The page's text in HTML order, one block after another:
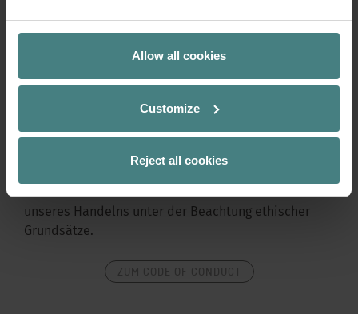
Allow all cookies
Customize
Reject all cookies
Unsere Verantwortung als
Mitglied der Gesellschaft
Menschenrechte und Arbeitsbedingungen: Es gehört
zu unserem Selbstverständnis, den Menschen in den
Dabei achten wir auf die strikte Rechtskonformität
unseres Handelns unter der Beachtung ethischer
Grundsätze.